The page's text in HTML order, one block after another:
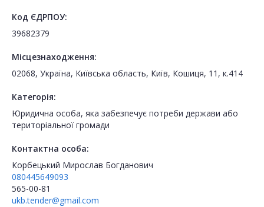
Код ЄДРПОУ:
39682379
Місцезнаходження:
02068, Україна, Київська область, Київ, Кошиця, 11, к.414
Категорія:
Юридична особа, яка забезпечує потреби держави або
територіальної громади
Контактна особа:
Корбецький Мирослав Богданович
080445649093
565-00-81
ukb.tender@gmail.com